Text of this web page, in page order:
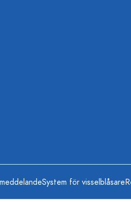
System för visselblåsare